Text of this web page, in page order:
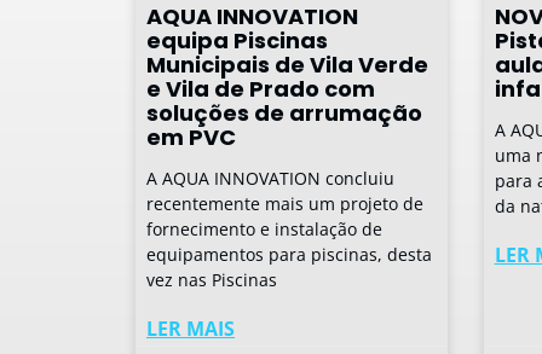
AQUA INNOVATION
equipa Piscinas
Municipais de Vila Verde
e Vila de Prado com
soluções de arrumação
em PVC
A AQUA INNOVATION concluiu
recentemente mais um projeto de
fornecimento e instalação de
equipamentos para piscinas, desta
vez nas Piscinas
LER MAIS
A
uma
para
da
LER